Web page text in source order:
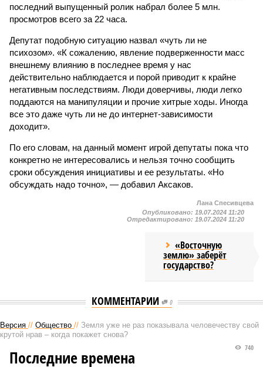
последний выпущенный ролик набрал более 5 млн.
просмотров всего за 22 часа.
Депутат подобную ситуацию назвал «чуть ли не
психозом». «К сожалению, явление подверженности масс
внешнему влиянию в последнее время у нас
действительно наблюдается и порой приводит к крайне
негативным последствиям. Люди доверчивы, люди легко
поддаются на манипуляции и прочие хитрые ходы. Иногда
все это даже чуть ли не до интернет-зависимости
доходит».
По его словам, на данный момент игрой депутаты пока что
конкретно не интересовались и нельзя точно сообщить
сроки обсуждения инициативы и ее результаты. «Но
обсуждать надо точно», — добавил Аксаков.
Лана Спесивцева
Опубликовано: 19.07.2024 11:20
Отредактировано: 19.07.2024 11:20
«Восточную
землю» заберёт
государство?
КОММЕНТАРИИ 0
Версия // Общество // Земля уже не раз показывала человечеству свой
крутой нрав – когда покажет снова?
740
Последние времена